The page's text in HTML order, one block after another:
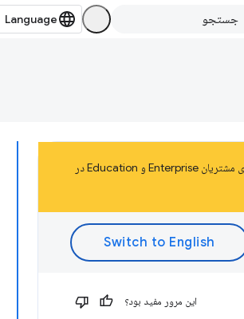
این صفحه بخشی از اسناد پلتفرم Chrome Apps است که در سال 2020 منسوخ شد. حداقل تا ژانویه 2025 برای مشتریان Enterprise و Education در
این مرور مفید بود؟